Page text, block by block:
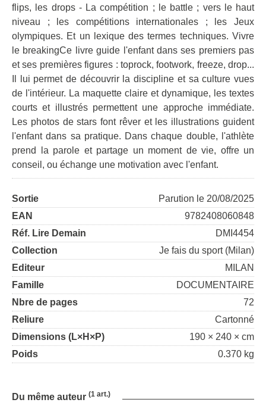
flips, les drops - La compétition ; le battle ; vers le haut
niveau ; les compétitions internationales ; les Jeux
olympiques. Et un lexique des termes techniques. Vivre
le breakingCe livre guide l'enfant dans ses premiers pas
et ses premières figures : toprock, footwork, freeze, drop...
Il lui permet de découvrir la discipline et sa culture vues
de l'intérieur. La maquette claire et dynamique, les textes
courts et illustrés permettent une approche immédiate.
Les photos de stars font rêver et les illustrations guident
l'enfant dans sa pratique. Dans chaque double, l'athlète
prend la parole et partage un moment de vie, offre un
conseil, ou échange une motivation avec l'enfant.
Sortie
Parution le 20/08/2025
EAN
9782408060848
Réf. Lire Demain
DMI4454
Collection
Je fais du sport (Milan)
Editeur
MILAN
Famille
DOCUMENTAIRE
Nbre de pages
72
Reliure
Cartonné
Dimensions (L×H×P)
190 × 240 × cm
Poids
0.370 kg
Du même auteur (1 art.)